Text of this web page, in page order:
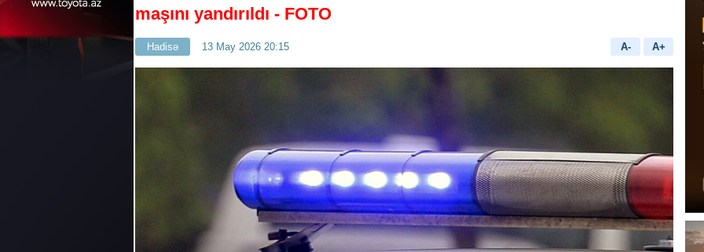
maşını yandırıldı - FOTO
Hadisə 13 May 2026 20:15 A- A+